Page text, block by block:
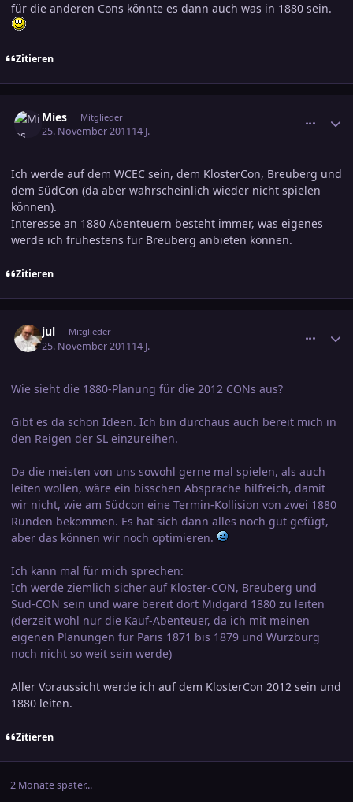
für die anderen Cons könnte es dann auch was in 1880 sein.
Zitieren
Mies Mitglieder
25. November 201114 J.
Ich werde auf dem WCEC sein, dem KlosterCon, Breuberg und
dem SüdCon (da aber wahrscheinlich wieder nicht spielen
können).
Interesse an 1880 Abenteuern besteht immer, was eigenes
werde ich frühestens für Breuberg anbieten können.
Zitieren
jul Mitglieder
25. November 201114 J.
Wie sieht die 1880-Planung für die 2012 CONs aus?
Gibt es da schon Ideen. Ich bin durchaus auch bereit mich in
den Reigen der SL einzureihen.
Da die meisten von uns sowohl gerne mal spielen, als auch
leiten wollen, wäre ein bisschen Absprache hilfreich, damit
wir nicht, wie am Südcon eine Termin-Kollision von zwei 1880
Runden bekommen. Es hat sich dann alles noch gut gefügt,
aber das können wir noch optimieren.
Ich kann mal für mich sprechen:
Ich werde ziemlich sicher auf Kloster-CON, Breuberg und
Süd-CON sein und wäre bereit dort Midgard 1880 zu leiten
(derzeit wohl nur die Kauf-Abenteuer, da ich mit meinen
eigenen Planungen für Paris 1871 bis 1879 und Würzburg
noch nicht so weit sein werde)
Aller Voraussicht werde ich auf dem KlosterCon 2012 sein und
1880 leiten.
Zitieren
2 Monate später...